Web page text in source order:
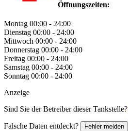
Öffnungszeiten:
Montag 00:00 - 24:00
Dienstag 00:00 - 24:00
Mittwoch 00:00 - 24:00
Donnerstag 00:00 - 24:00
Freitag 00:00 - 24:00
Samstag 00:00 - 24:00
Sonntag 00:00 - 24:00
Anzeige
Sind Sie der Betreiber dieser Tankstelle?
Falsche Daten entdeckt? Fehler melden